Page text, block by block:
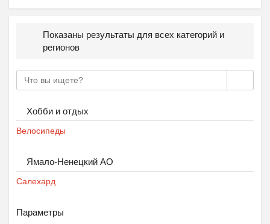
Показаны результаты для всех категорий и
регионов
Хобби и отдых
Велосипеды
Ямало-Ненецкий АО
Салехард
Параметры